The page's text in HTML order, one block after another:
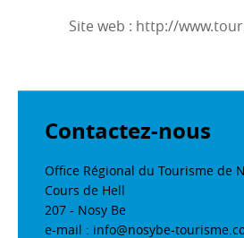
Site web : http://
Contactez-nous
Office Régional du Tourisme de
Cours de Hell
207 - Nosy Be
e-mail : info@nosybe-